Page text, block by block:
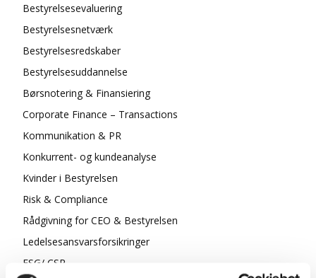
Bestyrelsesevaluering
Bestyrelsesnetværk
Bestyrelsesredskaber
Bestyrelsesuddannelse
Børsnotering & Finansiering
Corporate Finance – Transactions
Kommunikation & PR
Konkurrent- og kundeanalyse
Kvinder i Bestyrelsen
Risk & Compliance
Rådgivning for CEO & Bestyrelsen
Ledelsesansvarsforsikringer
ESG/ CSR